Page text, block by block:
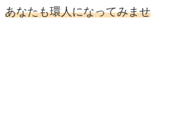
あなたも環人になってみませ